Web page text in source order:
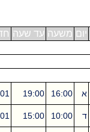
משעה עד שעה חדר
16:00
19:00
201
10:00
15:00
201